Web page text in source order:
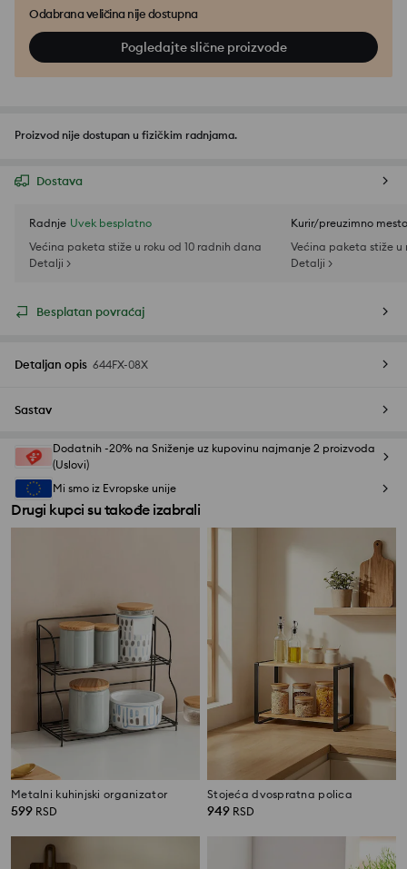
Odabrana veličina nije dostupna
Pogledajte slične proizvode
Proizvod nije dostupan u fizičkim radnjama.
Dostava
Radnje Uvek besplatno
Većina paketa stiže u roku od 10 radnih dana
Detalji >
Kurir/preuzimno mesto
Većina paketa stiže u
Detalji >
Besplatan povraćaj
Detaljan opis 644FX-08X
Sastav
Dodatnih -20% na Sniženje uz kupovinu najmanje 2 proizvoda
(Uslovi)
Mi smo iz Evropske unije
Drugi kupci su takođe izabrali
Metalni kuhinjski organizator
599 RSD
Stojeća dvospratna polica
949 RSD